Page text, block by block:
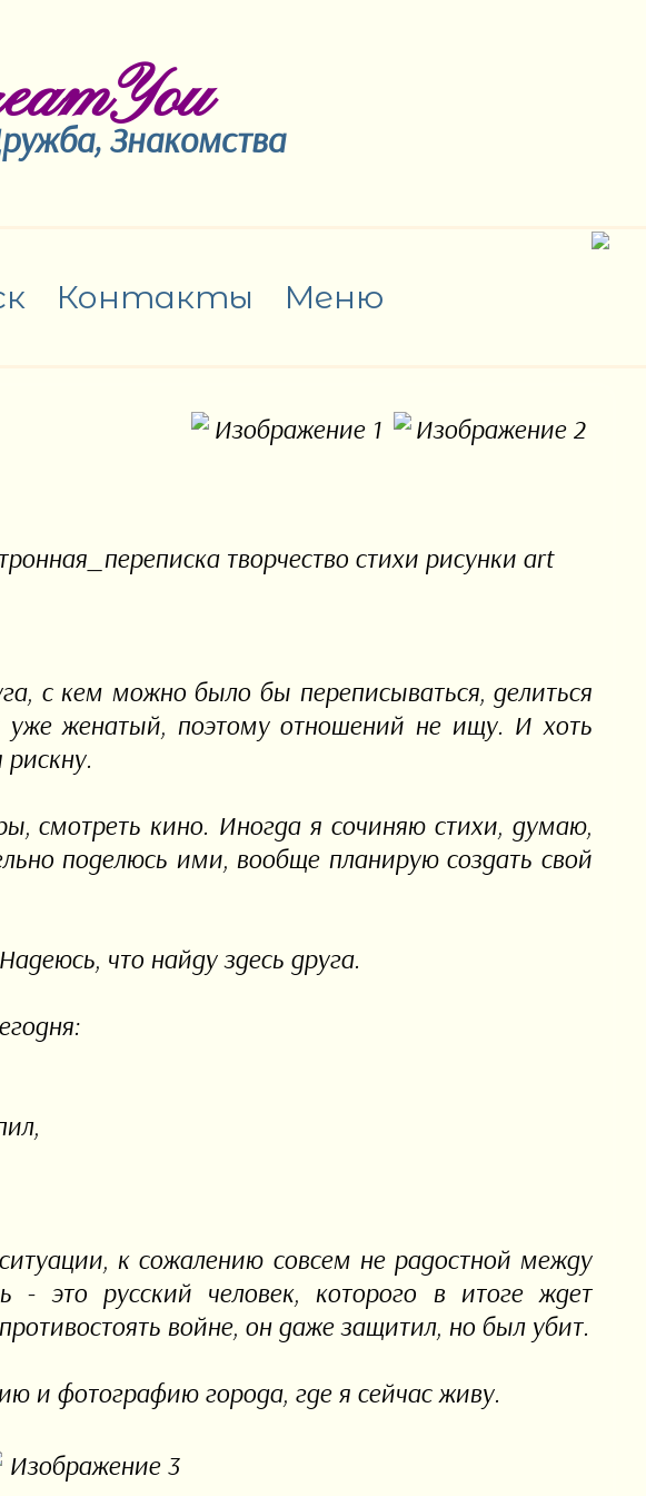
Знакомства
Контакты Меню
творчество стихи рисунки art
с кем можно было бы переписываться, делиться
уже женатый, поэтому отношений не ищу. И хоть
смотреть кино. Иногда я сочиняю стихи, думаю,
поделюсь ими, вообще планирую создать свой
что найду здесь друга.
к сожалению совсем не радостной между
- это русский человек, которого в итоге ждет
войне, он даже защитил, но был убит.
и фотографию города, где я сейчас живу.